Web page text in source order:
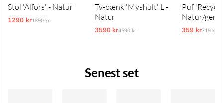
Stol 'Alfors' - Natur
1290 krOrdinarie pris:
1890 kr
Tv-bænk 'Myshult' L -
Natur
3590 krOrdinarie pris:
4590 kr
Puf
Natur/
359 kr719 kr
Senest set